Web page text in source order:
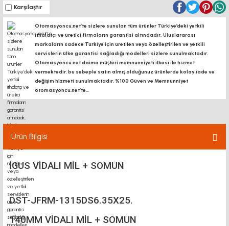
Karşılaştır
Otomasyoncu.net’te sizlere sunulan tüm ürünler Türkiye’deki yetkili
ithalatçı ve üretici firmaların garantisi altındadır, Uluslararası
markaların sadece Türkiye için üretilen veya özelleştirilen ve yetkili
servislerin ülke garantisi sağladığı modelleri sizlere sunulmaktadır.
Otomasyoncu.net daima müşteri memnunniyeti ilkesi ile hizmet
vermektedir. bu sebeple satın almış olduğunuz ürünlerde kolay iade ve
değişim hizmeti sunulmaktadır. %100 Güven ve Memnunniyet
otomasyoncu.net’te...
Ürün Bilgisi
İGUS VİDALI MİL + SOMUN
DST-JFRM-1315DS6.35X25.
140MM VİDALI MİL + SOMUN